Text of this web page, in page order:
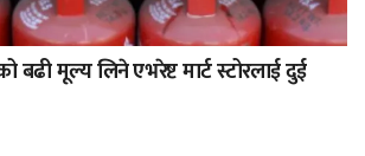
बढी मूल्य लिने एभरेष्ट मार्ट स्टोरलाई दुई